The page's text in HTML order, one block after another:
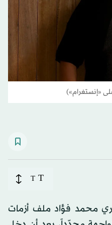
«إنستغرام»)
T
T
محمد فؤاد ملف أزمات